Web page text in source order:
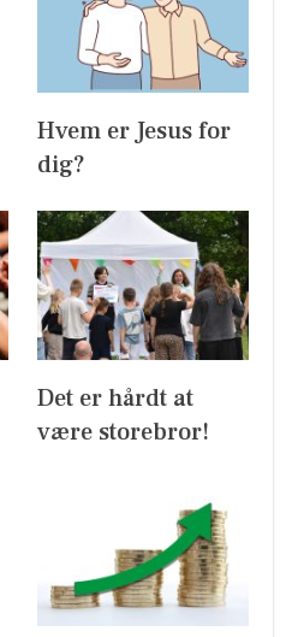
Hvem er Jesus for
dig?
Det er hårdt at
være storebror!